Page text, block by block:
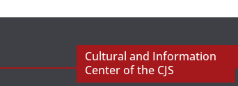
Cultural and Information
Center of the CJS